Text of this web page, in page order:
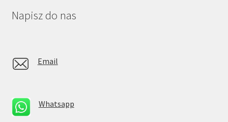
Napisz do nas
Email
Whatsapp